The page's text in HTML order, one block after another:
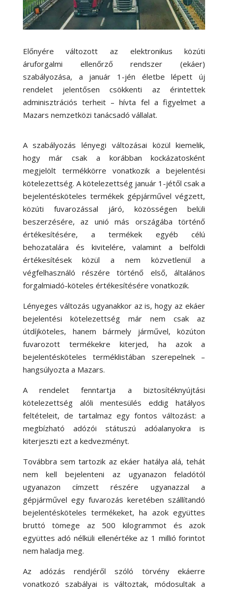
Előnyére változott az elektronikus közúti
áruforgalmi ellenőrző rendszer (ekáer)
szabályozása, a január 1-jén életbe lépett új
rendelet jelentősen csökkenti az érintettek
adminisztrációs terheit – hívta fel a figyelmet a
Mazars nemzetközi tanácsadó vállalat.
A szabályozás lényegi változásai közül kiemelik,
hogy már csak a korábban kockázatosként
megjelölt termékkörre vonatkozik a bejelentési
kötelezettség. A kötelezettség január 1-jétől csak a
bejelentésköteles termékek gépjárművel végzett,
közúti fuvarozással járó, közösségen belüli
beszerzésére, az unió más országába történő
értékesítésére, a termékek egyéb célú
behozatalára és kivitelére, valamint a belföldi
értékesítések közül a nem közvetlenül a
végfelhasználó részére történő első, általános
forgalmiadó-köteles értékesítésére vonatkozik.
Lényeges változás ugyanakkor az is, hogy az ekáer
bejelentési kötelezettség már nem csak az
útdíjköteles, hanem bármely járművel, közúton
fuvarozott termékekre kiterjed, ha azok a
bejelentésköteles terméklistában szerepelnek –
hangsúlyozta a Mazars.
A rendelet fenntartja a biztosítéknyújtási
kötelezettség alóli mentesülés eddig hatályos
feltételeit, de tartalmaz egy fontos változást: a
megbízható adózói státuszú adóalanyokra is
kiterjeszti ezt a kedvezményt.
Továbbra sem tartozik az ekáer hatálya alá, tehát
nem kell bejelenteni az ugyanazon feladótól
ugyanazon címzett részére ugyanazzal a
gépjárművel egy fuvarozás keretében szállítandó
bejelentésköteles termékeket, ha azok együttes
bruttó tömege az 500 kilogrammot és azok
együttes adó nélküli ellenértéke az 1 millió forintot
nem haladja meg.
Az adózás rendjéről szóló törvény ekáerre
vonatkozó szabályai is változtak, módosultak a